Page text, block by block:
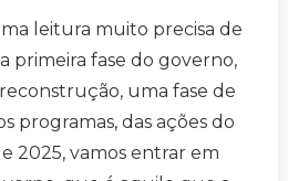
leitura muito precisa de
primeira fase do governo,
uma fase de
programas, das ações do
2025, vamos entrar em